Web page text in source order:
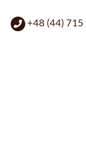
+48 (44) 715